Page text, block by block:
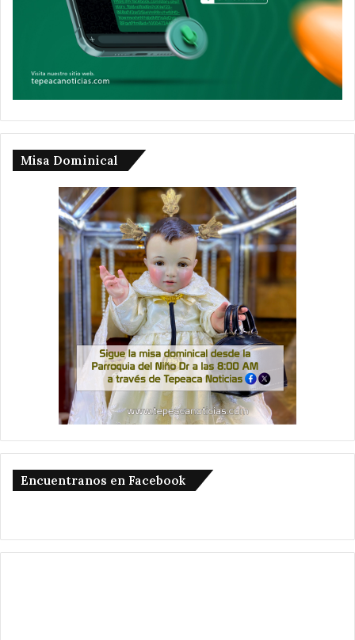
Misa Dominical
Encuentranos en Facebook